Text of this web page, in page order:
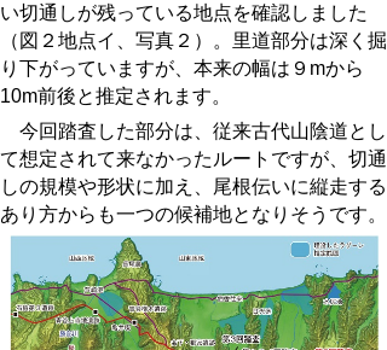
い切通しが残っている地点を確認しました
（図２地点イ、写真２）。里道部分は深く掘
り下がっていますが、本来の幅は９mから
10m前後と推定されます。
今回踏査した部分は、従来古代山陰道とし
て想定されて来なかったルートですが、切通
しの規模や形状に加え、尾根伝いに縦走する
あり方からも一つの候補地となりそうです。